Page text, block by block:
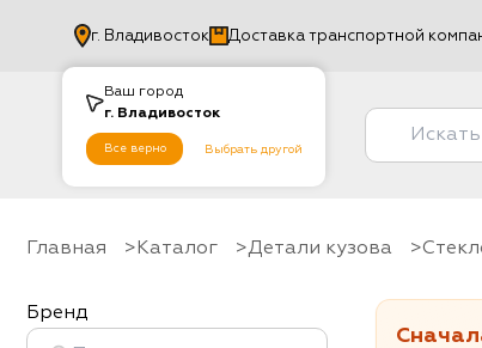
Ваш город
г. Владивосток
Все верно Выбрать другой
г. Владивосток Доставка транспортной
Главная Каталог Детали кузова
Бренд